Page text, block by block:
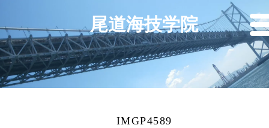
IMGP4589
尾道海技学院